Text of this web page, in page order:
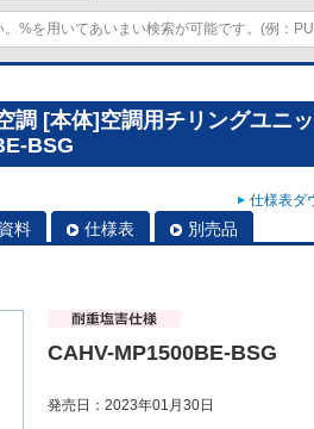
調 [本体]空調用チリングユニ
BSG
仕様表ダ
料 仕様表 別売品
CAHV-MP1500BE-BSG
発売日：2023年01月30日